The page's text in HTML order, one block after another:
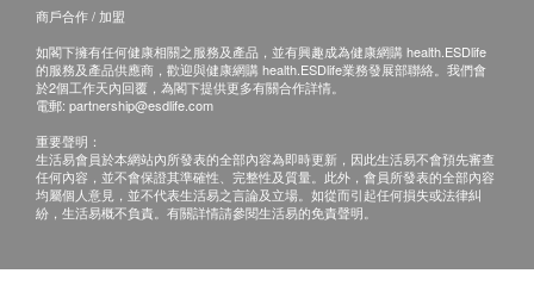
商戶合作 / 加盟
如閣下擁有任何健康相關之服務及產品，並有興趣成為健康網購 health.ESDlife
的服務及產品供應商，歡迎與健康網購 health.ESDlife業務發展部聯絡。我們會
於2個工作天內回覆，為閣下提供更多有關合作詳情。
電郵: partnership@esdlife.com
重要聲明：
生活易會員於本網站內所發表的全部內容為即時更新，因此生活易不會預先審查
任何內容，並不會保證其準確性、完整性及質量。此外，會員所發表的全部內容
均屬個人意見，並不代表生活易之言論及立場。如從而引起任何損失或法律糾
紛，生活易概不負責。有關詳情請參閱生活易的免責聲明。